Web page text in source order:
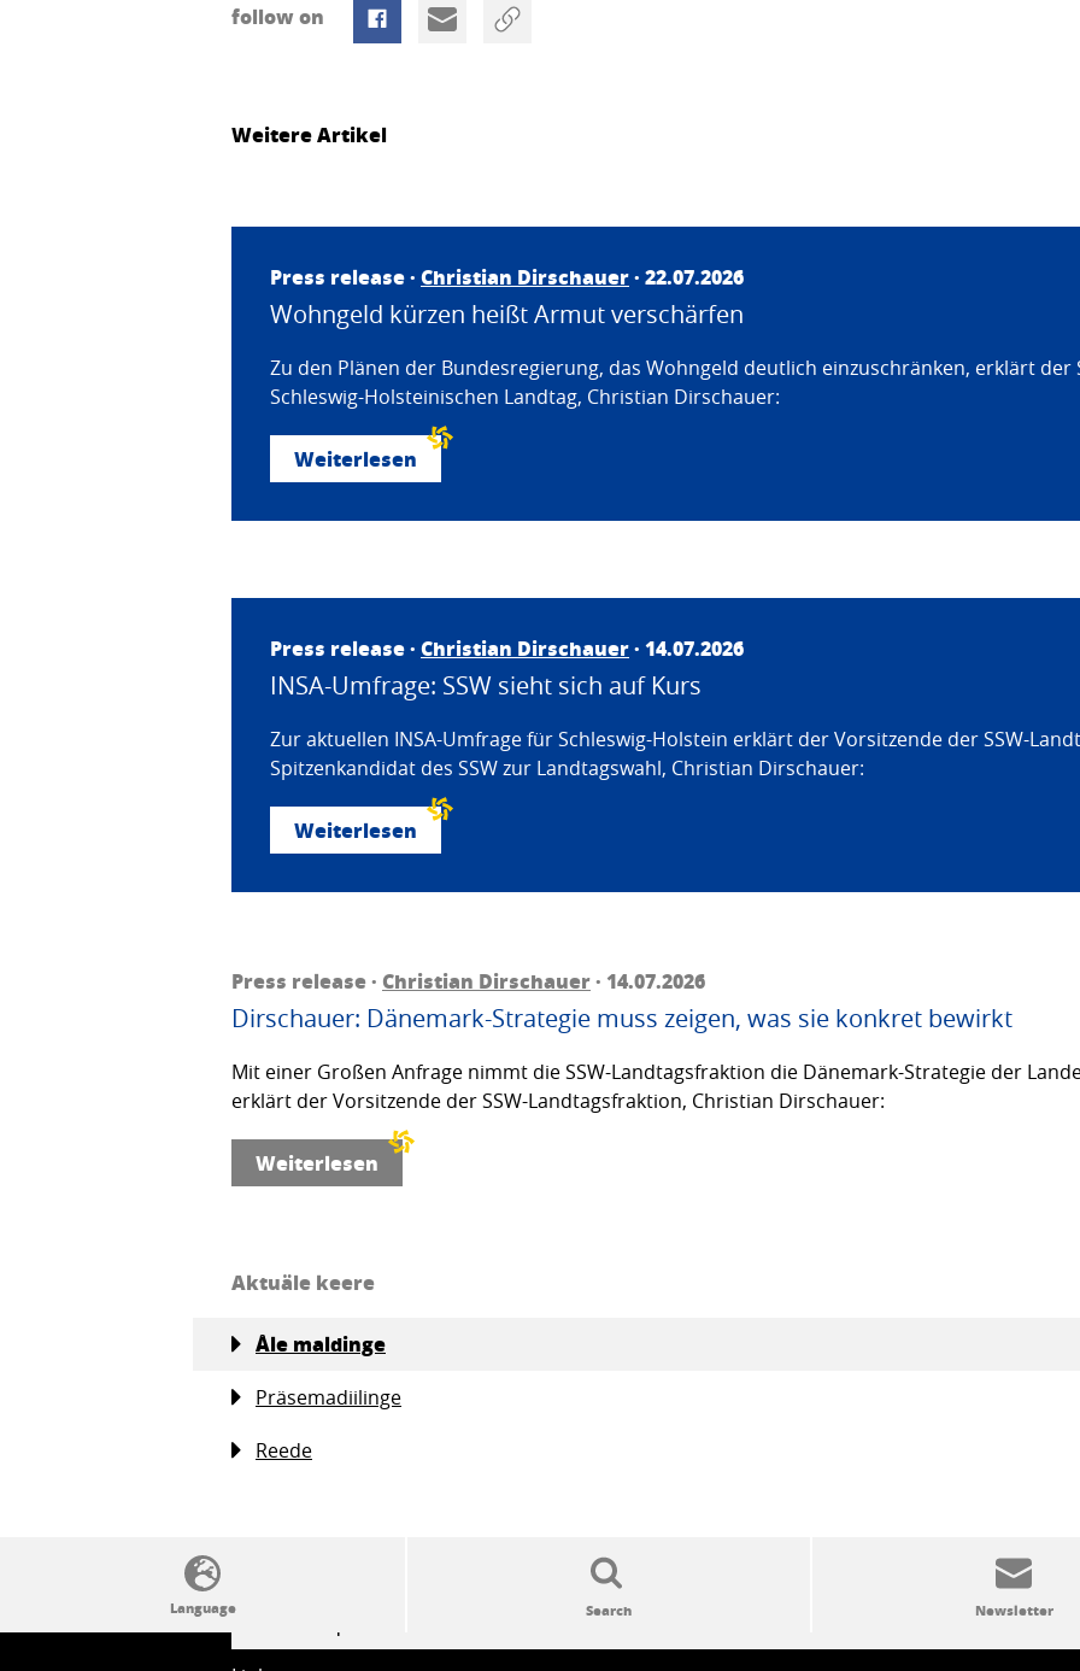
follow on
Weitere Artikel
Press release · Christian Dirschauer· 22.07.2026
Wohngeld kürzen heißt Armut verschärfen
Zu den Plänen der Bundesregierung, das Wohngeld deutlich einzuschränken, erklärt der
Schleswig-Holsteinischen Landtag, Christian Dirschauer:
Weiterlesen
Press release · Christian Dirschauer· 14.07.2026
INSA-Umfrage: SSW sieht sich auf Kurs
Zur aktuellen INSA-Umfrage für Schleswig-Holstein erklärt der Vorsitzende der SSW-
Spitzenkandidat des SSW zur Landtagswahl, Christian Dirschauer:
Weiterlesen
Press release · Christian Dirschauer· 14.07.2026
Dirschauer: Dänemark-Strategie muss zeigen, was sie konkret bewirkt
Mit einer Großen Anfrage nimmt die SSW-Landtagsfraktion die Dänemark-Strategie der
erklärt der Vorsitzende der SSW-Landtagsfraktion, Christian Dirschauer:
Weiterlesen
Aktuäle keere
Åle maldinge
Präsemadiilinge
Reede